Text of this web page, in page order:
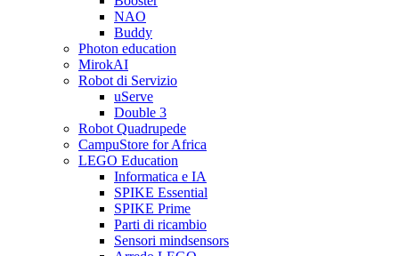
NAO
Buddy
Photon education
MirokAI
Robot di Servizio
uServe
Double 3
Robot Quadrupede
CampuStore for Africa
LEGO Education
Informatica e IA
SPIKE Essential
SPIKE Prime
Parti di ricambio
Sensori mindsensors